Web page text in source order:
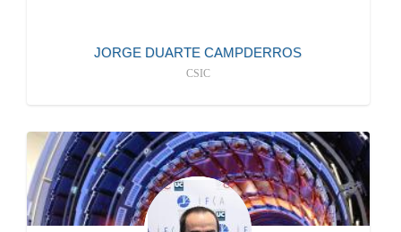
JORGE DUARTE CAMPDERROS
CSIC
942201459
mailto:mfg@ifca.unican.es
PROFESOR/A CONTRATADO/A DOCTOR/A